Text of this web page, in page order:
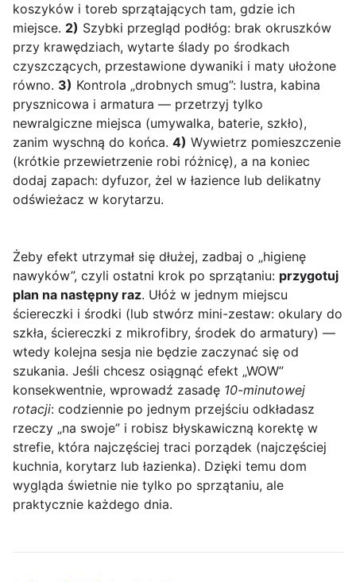
koszyków i toreb sprzątających tam, gdzie ich
miejsce. 2) Szybki przegląd podłóg: brak okruszków
przy krawędziach, wytarte ślady po środkach
czyszczących, przestawione dywaniki i maty ułożone
równo. 3) Kontrola „drobnych smug”: lustra, kabina
prysznicowa i armatura — przetrzyj tylko
newralgiczne miejsca (umywalka, baterie, szkło),
zanim wyschną do końca. 4) Wywietrz pomieszczenie
(krótkie przewietrzenie robi różnicę), a na koniec
dodaj zapach: dyfuzor, żel w łazience lub delikatny
odświeżacz w korytarzu.
Żeby efekt utrzymał się dłużej, zadbaj o „higienę
nawyków”, czyli ostatni krok po sprzątaniu: przygotuj
plan na następny raz. Ułóż w jednym miejscu
ściereczki i środki (lub stwórz mini-zestaw: okulary do
szkła, ściereczki z mikrofibry, środek do armatury) —
wtedy kolejna sesja nie będzie zaczynać się od
szukania. Jeśli chcesz osiągnąć efekt „WOW”
konsekwentnie, wprowadź zasadę 10-minutowej
rotacji: codziennie po jednym przejściu odkładasz
rzeczy „na swoje” i robisz błyskawiczną korektę w
strefie, która najczęściej traci porządek (najczęściej
kuchnia, korytarz lub łazienka). Dzięki temu dom
wygląda świetnie nie tylko po sprzątaniu, ale
praktycznie każdego dnia.